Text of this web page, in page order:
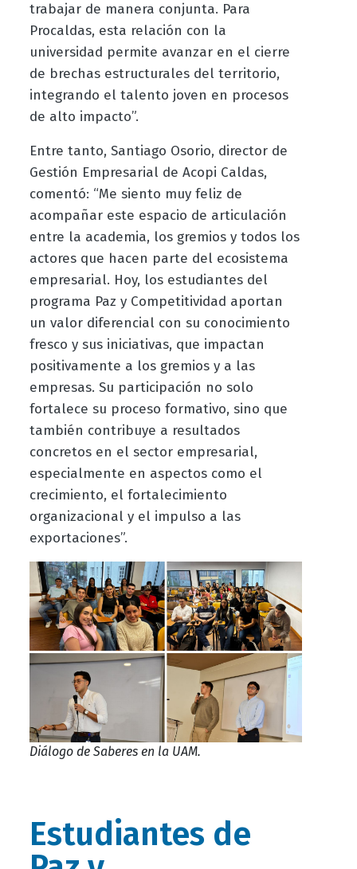
trabajar de manera conjunta. Para
Procaldas, esta relación con la
universidad permite avanzar en el cierre
de brechas estructurales del territorio,
integrando el talento joven en procesos
de alto impacto”.
Entre tanto, Santiago Osorio, director de
Gestión Empresarial de Acopi Caldas,
comentó: “Me siento muy feliz de
acompañar este espacio de articulación
entre la academia, los gremios y todos los
actores que hacen parte del ecosistema
empresarial. Hoy, los estudiantes del
programa Paz y Competitividad aportan
un valor diferencial con su conocimiento
fresco y sus iniciativas, que impactan
positivamente a los gremios y a las
empresas. Su participación no solo
fortalece su proceso formativo, sino que
también contribuye a resultados
concretos en el sector empresarial,
especialmente en aspectos como el
crecimiento, el fortalecimiento
organizacional y el impulso a las
exportaciones”.
Diálogo de Saberes en la UAM.
Estudiantes de